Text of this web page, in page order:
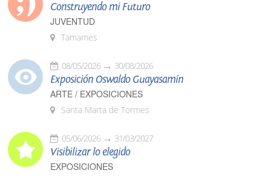
Construyendo mi Futuro
JUVENTUD
Tamames
08/05/2026 30/08/2026
Exposición Oswaldo Guayasamín
ARTE / EXPOSICIONES
Santa Marta de Tormes
05/06/2026 31/03/2027
Visibilizar lo elegido
EXPOSICIONES